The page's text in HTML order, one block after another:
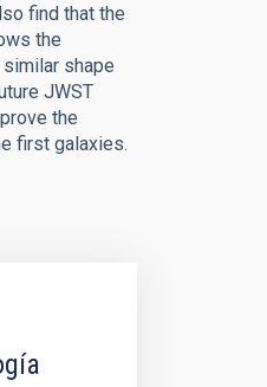
find that the
the
shape
JWST
the
first galaxies.